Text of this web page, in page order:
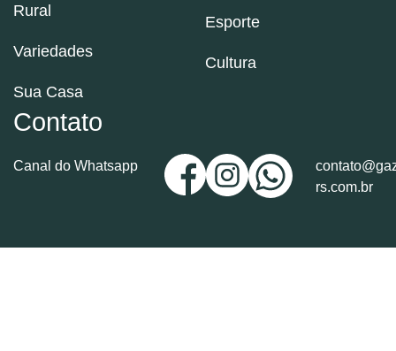
Rural
Variedades
Sua Casa
Esporte
Cultura
Contato
Canal do Whatsapp
rs.com.br